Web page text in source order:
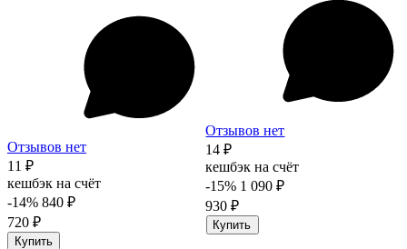
Отзывов нет
11 ₽
кешбэк на счёт
-14% 840 ₽
720 ₽
Купить
Отзывов нет
14 ₽
кешбэк на счёт
-15% 1 090 ₽
930 ₽
Купить